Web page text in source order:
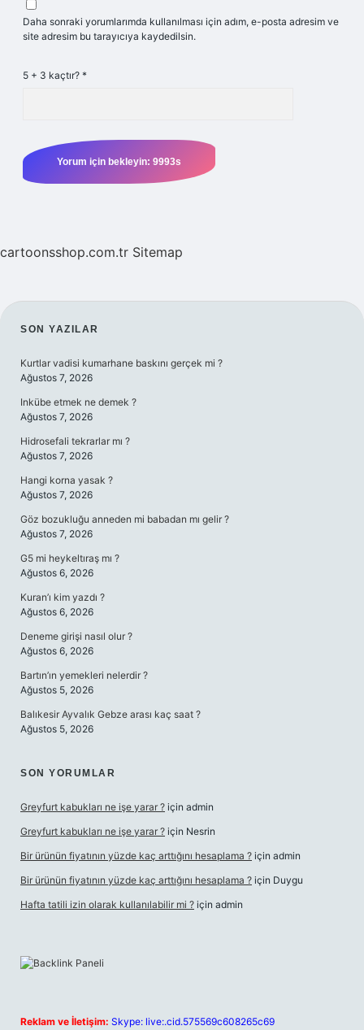
Daha sonraki yorumlarımda kullanılması için adım, e-posta adresim ve
site adresim bu tarayıcıya kaydedilsin.
5 + 3 kaçtır? *
cartoonsshop.com.tr Sitemap
SIDEBAR
SON YAZILAR
Kurtlar vadisi kumarhane baskını gerçek mi ?
Ağustos 7, 2026
Inkübe etmek ne demek ?
Ağustos 7, 2026
Hidrosefali tekrarlar mı ?
Ağustos 7, 2026
Hangi korna yasak ?
Ağustos 7, 2026
Göz bozukluğu anneden mi babadan mı gelir ?
Ağustos 7, 2026
G5 mi heykeltıraş mı ?
Ağustos 6, 2026
Kuran’ı kim yazdı ?
Ağustos 6, 2026
Deneme girişi nasıl olur ?
Ağustos 6, 2026
Bartın’ın yemekleri nelerdir ?
Ağustos 5, 2026
Balıkesir Ayvalık Gebze arası kaç saat ?
Ağustos 5, 2026
SON YORUMLAR
Greyfurt kabukları ne işe yarar ? için admin
Greyfurt kabukları ne işe yarar ? için Nesrin
Bir ürünün fiyatının yüzde kaç arttığını hesaplama ? için admin
Bir ürünün fiyatının yüzde kaç arttığını hesaplama ? için Duygu
Hafta tatili izin olarak kullanılabilir mi ? için admin
Reklam ve İletişim: Skype: live:.cid.575569c608265c69